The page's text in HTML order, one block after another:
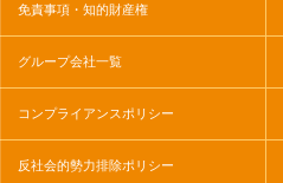
免責事項・知的財産権
グループ会社一覧
コンプライアンスポリシー
反社会的勢力排除ポリシー